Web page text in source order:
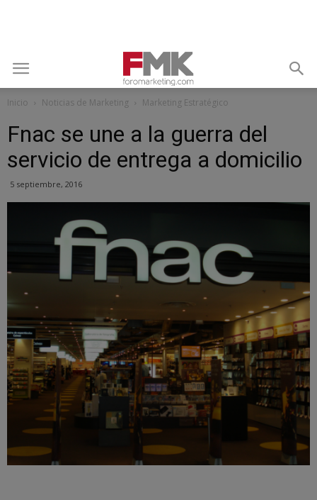
Inicio Noticias de Marketing Marketing Estratégico
Fnac se une a la guerra del
servicio de entrega a domicilio
5 septiembre, 2016